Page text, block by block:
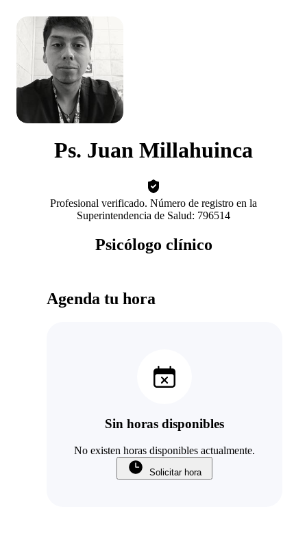
Ps. Juan Millahuinca
Profesional verificado. Número de registro en la
Superintendencia de Salud: 796514
Psicólogo clínico
Agenda tu hora
Sin horas disponibles
No existen horas disponibles actualmente.
Solicitar hora